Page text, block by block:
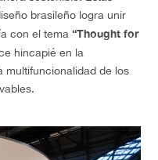
brasileño logra unir
con el tema “Thought for
hincapié en la
multifuncionalidad de los